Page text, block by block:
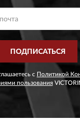
ПОДПИСАТЬСЯ
с Политикой
пользования